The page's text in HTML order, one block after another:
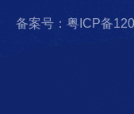
备案号：粤ICP备